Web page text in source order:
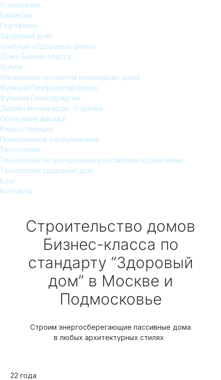
О компании
Вакансии
Портфолио
Здоровый дом
Элитные «Здоровые дома»
Дома Бизнес-класса
Услуги
Управление проектом реализации дома
Функция Генпроектировщик
Функция Генподрядчик
Дизайн интерьеров. Отделка
Облицовка фасада
Реконструкция
Пожизненное обслуживание
Технологии
Технология по улучшенным российским нормативам
Технология здоровый дом
Блог
Контакты
Строительство домов
Бизнес-класса по
стандарту “Здоровый
дом” в Москве и
Подмосковье
Строим энергосберегающие пассивные дома
в любых архитектурных стилях
22 года